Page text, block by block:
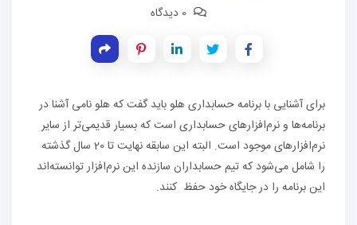
برای آشنایی با برنامه حسابداری هلو باید گفت که هلو نامی آشنا در
برنامه‌ها و نرم‌افزارهای حسابداری است که بسیار قدیمی‌تر از سایر
نرم‌افزارهای موجود است. البته این سابقه نهایت تا 20 سال گذشته
را شامل می‌شود که تیم حسابداران سازنده این نرم‌افزار توانسته‌اند
این برنامه را در جایگاه خود حفظ کنند.